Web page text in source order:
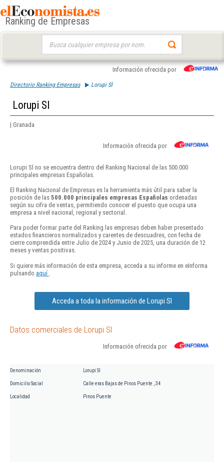
Ranking de Empresas
Información ofrecida por
Directorio Ranking Empresas Lorupi Sl
Lorupi Sl
| Granada
Información ofrecida por
Lorupi Sl no se encuentra dentro del Ranking Nacional de las 500.000
principales empresas Españolas.
El Ranking Nacional de Empresas es la herramienta más útil para saber la
posición de las 500.000 principales empresas Españolas ordenadas
según su cifra de ventas, permitiendo conocer el puesto que ocupa una
empresa a nivel nacional, regional y sectorial.
Para poder formar parte del Ranking las empresas deben haber presentado
estados financieros normalizados y carentes de descuadres, con fecha de
cierre comprendida entre Julio de 2024 y Junio de 2025, una duración de 12
meses y ventas positivas.
Si quiere más información de esta empresa, acceda a su informe en eInforma
pulsando aquí
Acceda a toda la información de Lorupi Sl
Datos comerciales de Lorupi Sl
Información ofrecida por
Denominación Lorupi Sl
Domicilio Social Calle eras Bajas de Pinos Puente , 34
Localidad Pinos Puente